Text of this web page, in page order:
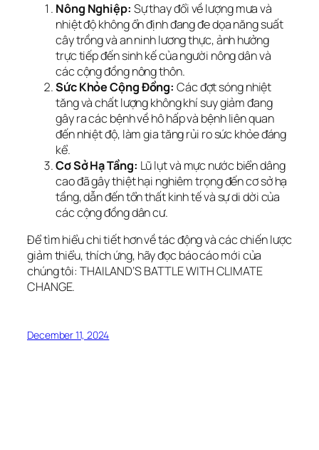
Nông Nghiệp: Sự thay đổi về lượng mưa và
nhiệt độ không ổn định đang đe dọa năng suất
cây trồng và an ninh lương thực, ảnh hưởng
trực tiếp đến sinh kế của người nông dân và
các cộng đồng nông thôn.
Sức Khỏe Cộng Đồng: Các đợt sóng nhiệt
tăng và chất lượng không khí suy giảm đang
gây ra các bệnh về hô hấp và bệnh liên quan
đến nhiệt độ, làm gia tăng rủi ro sức khỏe đáng
kể.
Cơ Sở Hạ Tầng: Lũ lụt và mực nước biển dâng
cao đã gây thiệt hại nghiêm trọng đến cơ sở hạ
tầng, dẫn đến tổn thất kinh tế và sự di dời của
các cộng đồng dân cư.
Để tìm hiểu chi tiết hơn về tác động và các chiến lược
giảm thiểu, thích ứng, hãy đọc báo cáo mới của
chúng tôi: THAILAND’S BATTLE WITH CLIMATE
CHANGE.
December 11, 2024